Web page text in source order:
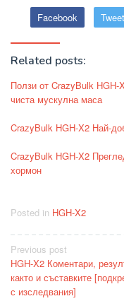
Facebook Tweet
Related posts:
Ползи от CrazyBulk HGH-
чиста мускулна маса
CrazyBulk HGH-X2 Най-
CrazyBulk HGH-X2
хормон
Posted in HGH-X2
Post
navigation
Previous post
HGH-X2 Коментари,
както и съставките
с изследвания]